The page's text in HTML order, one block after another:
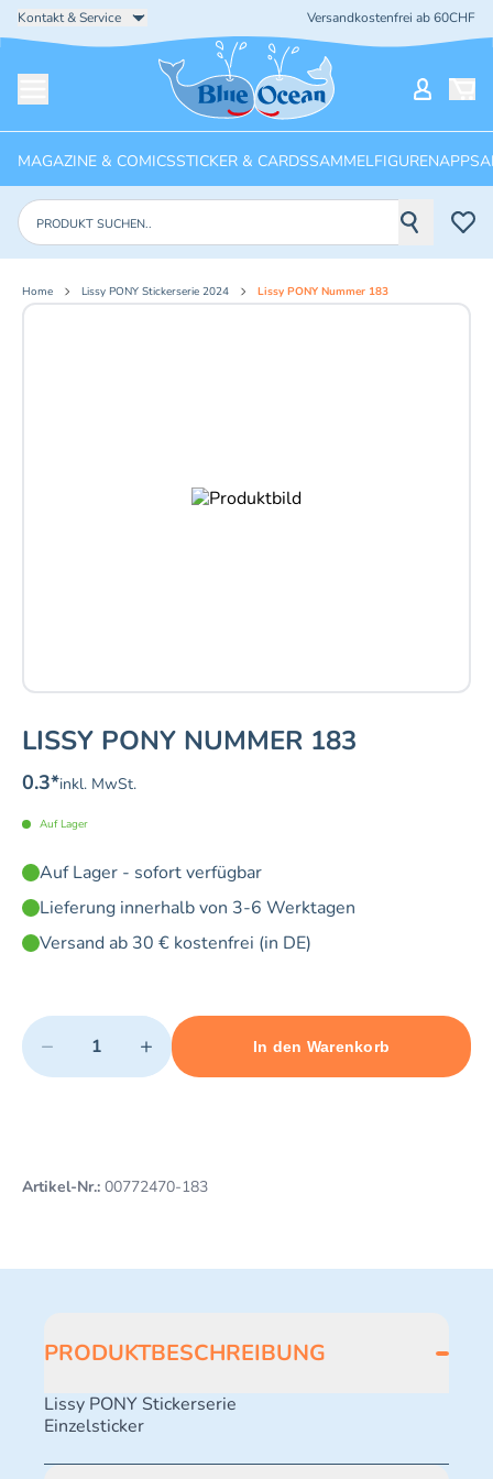
Kontakt & Service Versandkostenfrei ab 60CHF
Startseite
MAGAZINE & COMICSSTICKER & CARDSSAMMELFIGURENAPPS
Produkte suchen
Home Lissy PONY Stickerserie 2024 Lissy PONY Nummer 183
LISSY PONY NUMMER 183
0.3*inkl. MwSt.
Auf Lager
Auf Lager - sofort verfügbar
Lieferung innerhalb von 3-6 Werktagen
Versand ab 30 € kostenfrei (in DE)
Quantity
− +
Minimum quantity: 1 Maximum quantity: 3
In den Warenkorb
Add 1 item to cart
Artikel-Nr.: 00772470-183
PRODUKTBESCHREIBUNG
Lissy PONY Stickerserie
Einzelsticker